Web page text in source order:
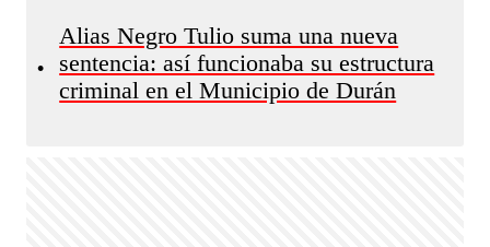
•
Alias Negro Tulio suma una nueva
sentencia: así funcionaba su estructura
criminal en el Municipio de Durán